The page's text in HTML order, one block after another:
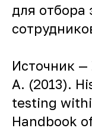
для отбора
Источник —
A. (2013).
testing
Handbook